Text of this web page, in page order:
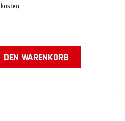
den gewünschten Wert ein
DEN WARENKORB